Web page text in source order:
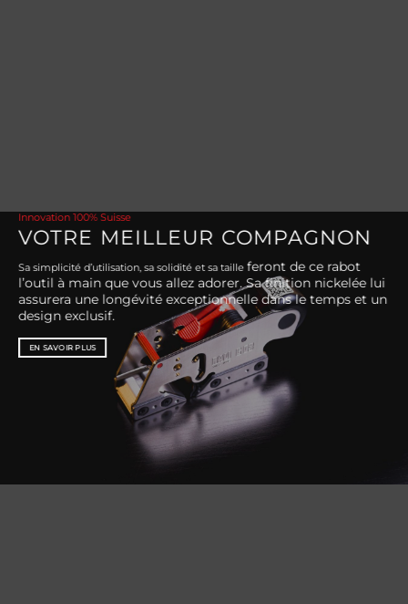
Innovation 100% Suisse
VOTRE MEILLEUR COMPAGNON
Sa simplicité d’utilisation, sa solidité et sa tailleferontde ce rabot
l’outil à main que vous allez adorer. Sa finition nickelée lui
assurera une longévité exceptionnelle dans le temps et un
design exclusif.
EN SAVOIR PLUS